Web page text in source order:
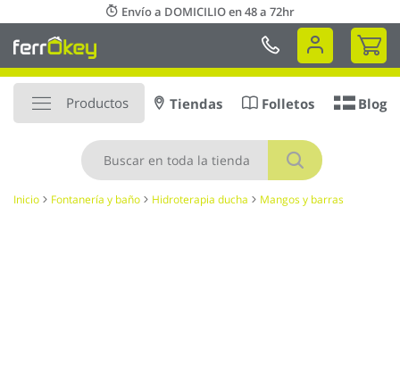
al
contenido
Envío a DOMICILIO en 48 a 72hr
Mi
Productos
Buscar
Tiendas Folletos Blog
Inicio Fontanería y baño Hidroterapia ducha Mangos y barras